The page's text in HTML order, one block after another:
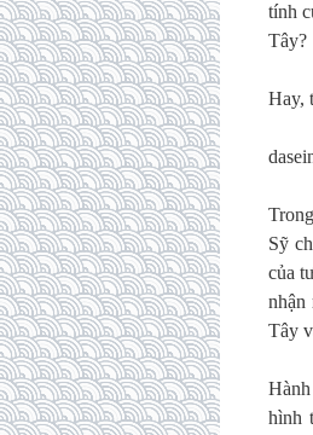
tính
Tây?
Hay,
Sỹ
của
nhận
Tây
hình